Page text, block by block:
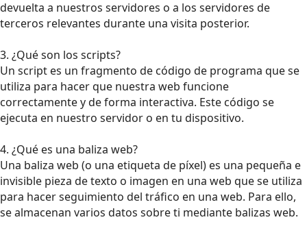
devuelta a nuestros servidores o a los servidores de
terceros relevantes durante una visita posterior.
3. ¿Qué son los scripts?
Un script es un fragmento de código de programa que se
utiliza para hacer que nuestra web funcione
correctamente y de forma interactiva. Este código se
ejecuta en nuestro servidor o en tu dispositivo.
4. ¿Qué es una baliza web?
Una baliza web (o una etiqueta de píxel) es una pequeña e
invisible pieza de texto o imagen en una web que se utiliza
para hacer seguimiento del tráfico en una web. Para ello,
se almacenan varios datos sobre ti mediante balizas web.